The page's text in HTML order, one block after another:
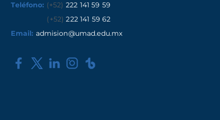
Teléfono: (+52) 222 141 59 59
(+52) 222 141 59 62
Email: admision@umad.edu.mx